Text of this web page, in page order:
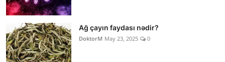
Ağ çayın faydası nədir?
DoktorM May 23, 2025 0